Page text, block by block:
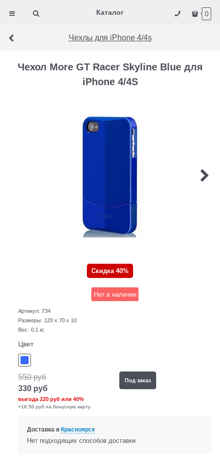
Каталог 0
Чехлы для iPhone 4/4s
Чехол More GT Racer Skyline Blue для
iPhone 4/4S
Скидка 40%
Нет в наличии
Артикул: 734
Размеры: 120 x 70 x 10
Вес: 0,1 кг.
Цвет
550 руб
330 руб
выгода220 руб или40%
+16,50 руб на бонусную карту
Под заказ
Доставка в Красноярск
Нет подходящих способов доставки